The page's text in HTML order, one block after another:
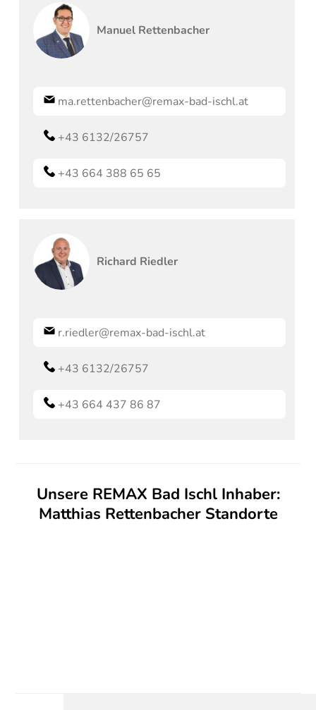
Manuel Rettenbacher
ma.rettenbacher@remax-bad-ischl.at
+43 6132/26757
+43 664 388 65 65
Richard Riedler
r.riedler@remax-bad-ischl.at
+43 6132/26757
+43 664 437 86 87
Unsere REMAX Bad Ischl Inhaber:
Matthias Rettenbacher Standorte